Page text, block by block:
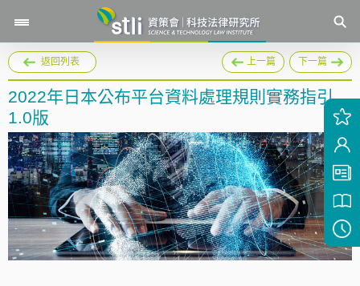
返回列表 上一篇 下一篇
2022年日本公布平台資料處理規則實務指引
1.0版